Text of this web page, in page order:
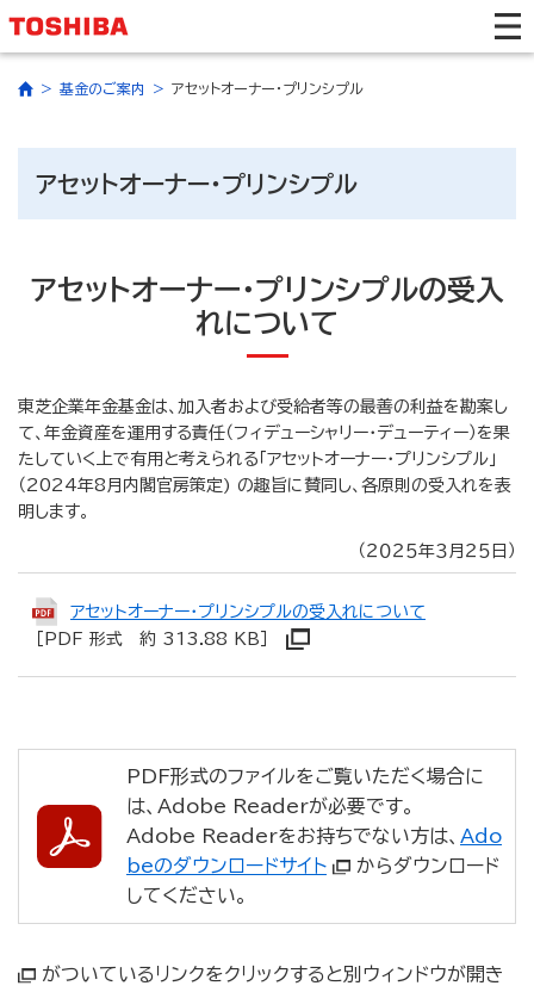
基金のご案内 アセットオーナー・プリンシプル
アセットオーナー・プリンシプル
アセットオーナー・プリンシプルの受入
れについて
東芝企業年金基金は、加入者および受給者等の最善の利益を勘案し
て、年金資産を運用する責任（フィデューシャリー・デューティー）を果
たしていく上で有用と考えられる「アセットオーナー・プリンシプル」
（2024年8月内閣官房策定) の趣旨に賛同し、各原則の受入れを表
明します。
（２０２５年３月２５日）
アセットオーナー・プリンシプルの受入れについて
［PDF 形式 約 313.88 KB］
PDF形式のファイルをご覧いただく場合に
は、Adobe Readerが必要です。
Adobe Readerをお持ちでない方は、 Ado
beのダウンロードサイト
からダウンロード
してください。
がついているリンクをクリックすると別ウィンドウが開き